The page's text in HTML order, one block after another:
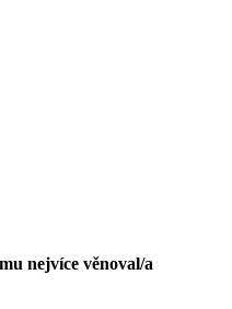
nejvíce věnoval/a